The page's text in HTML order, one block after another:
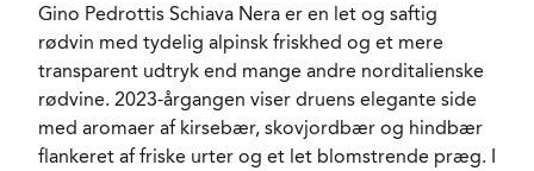
VARENR.
301616
NØGLEORD Kirsebær,
Skovjordbær,
Hindbær, Krydderurter ,
Gino Pedrottis Schiava Nera er en let og saftig
rødvin med tydelig alpinsk friskhed og et mere
transparent udtryk end mange andre norditalienske
rødvine. 2023-årgangen viser druens elegante side
med aromaer af kirsebær, skovjordbær og hindbær
flankeret af friske urter og et let blomstrende præg. I